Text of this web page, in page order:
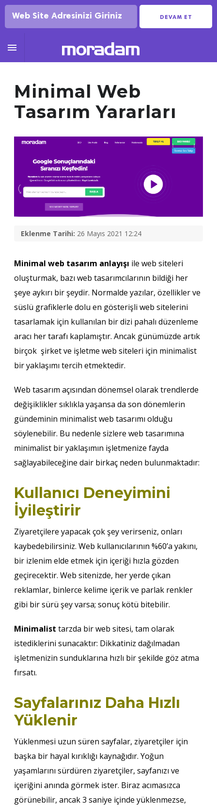
DEVAM ET

Minimal Web
Tasarım Yararları
Eklenme Tarihi: 26 Mayıs 2021 12:24
Minimal web tasarım anlayışı ile web siteleri
oluşturmak, bazı web tasarımcılarının bildiği her
şeye aykırı bir şeydir. Normalde yazılar, özellikler ve
süslü grafiklerle dolu en gösterişli web sitelerini
tasarlamak için kullanılan bir dizi pahalı düzenleme
aracı her tarafı kaplamıştır. Ancak günümüzde artık
birçok şirket ve işletme web siteleri için minimalist
bir yaklaşımı tercih etmektedir.
Web tasarım açısından dönemsel olarak trendlerde
değişiklikler sıklıkla yaşansa da son dönemlerin
gündeminin minimalist web tasarımı olduğu
söylenebilir. Bu nedenle sizlere web tasarımına
minimalist bir yaklaşımın işletmenize fayda
sağlayabileceğine dair birkaç neden bulunmaktadır:
Kullanıcı Deneyimini
İyileştirir
Ziyaretçilere yapacak çok şey verirseniz, onları
kaybedebilirsiniz. Web kullanıcılarının %60’a yakını,
bir izlenim elde etmek için içeriği hızla gözden
geçirecektir. Web sitenizde, her yerde çıkan
reklamlar, binlerce kelime içerik ve parlak renkler
gibi bir sürü şey varsa; sonuç kötü bitebilir.
Minimalist tarzda bir web sitesi, tam olarak
istediklerini sunacaktır: Dikkatiniz dağılmadan
işletmenizin sunduklarına hızlı bir şekilde göz atma
fırsatı.
Sayfalarınız Daha Hızlı
Yüklenir
Yüklenmesi uzun süren sayfalar, ziyaretçiler için
başka bir hayal kırıklığı kaynağıdır. Yoğun
yaşamlarını sürdüren ziyaretçiler, sayfanızı ve
içeriğini anında görmek ister. Biraz acımasızca
görünebilir, ancak 3 saniye içinde yüklenmezse,